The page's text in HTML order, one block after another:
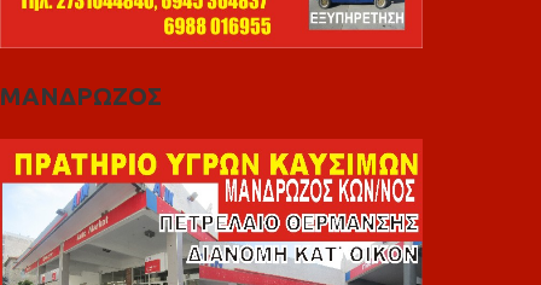
ΜΑΝΔΡΩΖΟΣ